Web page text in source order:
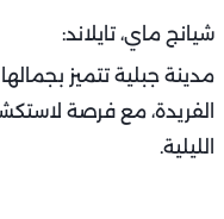
شيانج ماي، تايلاند:
مدينة جبلية تتميز
الفريدة، مع فرصة
الليلية.